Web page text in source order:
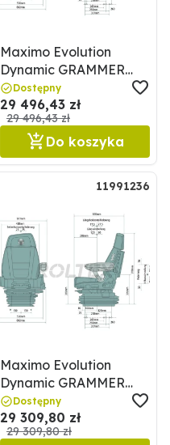
Maximo Evolution
Dynamic GRAMMER
12052724
Dostępny
29 496,43 zł
29 496,43 zł
Do koszyka
11991236
Maximo Evolution
Dynamic GRAMMER
11991236
Dostępny
29 309,80 zł
29 309,80 zł